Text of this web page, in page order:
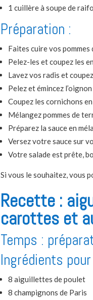
1 cuillère à soupe de
Préparation :
Faites cuire vos
Pelez-les et coupez les
Lavez vos radis et
Pelez et émincez
Coupez les cornichons
Mélangez pommes de
Préparez la sauce en
Versez votre sauce sur
Votre salade est prête,
Si vous le souhaitez, vous
Recette :
carottes et
Temps :
Ingrédients
8 aiguillettes de poulet
8 champignons de Paris